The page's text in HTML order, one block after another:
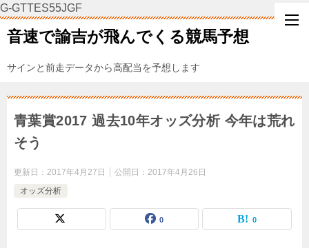
G-GTTES55JGF
音速で諭吉が飛んでくる競馬予想
サインと前走データから高配当を予想します
青葉賞2017 過去10年オッズ分析 今年は荒れ
そう
更新日： 2017年4月27日 公開日： 2017年4月26日
オッズ分析
0 0